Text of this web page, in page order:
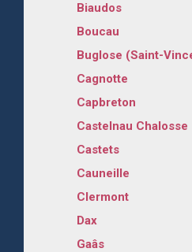
Biaudos
Boucau
Buglose (Saint-
Cagnotte
Capbreton
Castelnau Chalosse
Castets
Cauneille
Clermont
Dax
Gaâs